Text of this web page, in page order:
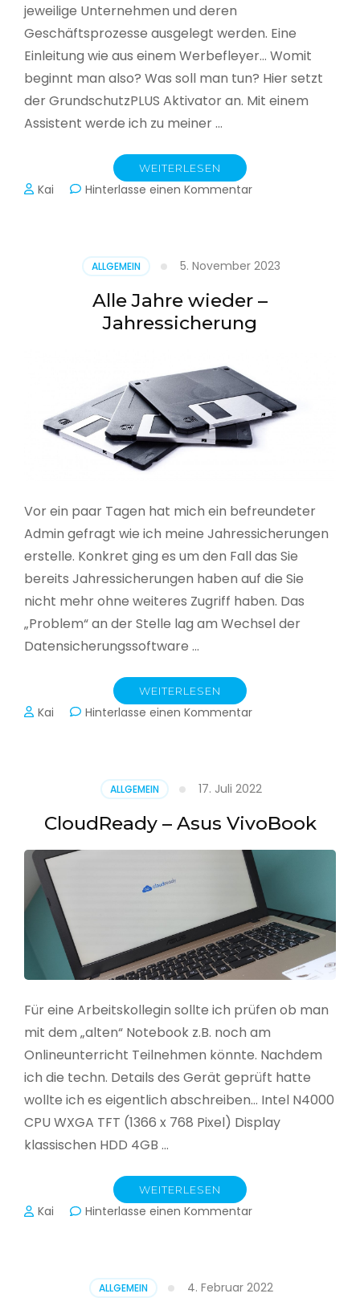
jeweilige Unternehmen und deren
Geschäftsprozesse ausgelegt werden. Eine
Einleitung wie aus einem Werbefleyer… Womit
beginnt man also? Was soll man tun? Hier setzt
der GrundschutzPLUS Aktivator an. Mit einem
Assistent werde ich zu meiner …
WEITERLESEN
Kai Hinterlasse einen Kommentarzu
ALLGEMEIN 5. November 2023
Alle Jahre wieder –
Jahressicherung
Vor ein paar Tagen hat mich ein befreundeter
Admin gefragt wie ich meine Jahressicherungen
erstelle. Konkret ging es um den Fall das Sie
bereits Jahressicherungen haben auf die Sie
nicht mehr ohne weiteres Zugriff haben. Das
„Problem“ an der Stelle lag am Wechsel der
Datensicherungssoftware …
WEITERLESEN
Kai Hinterlasse einen Kommentarzu
Jahressicherung
ALLGEMEIN 17. Juli 2022
CloudReady – Asus VivoBook
Für eine Arbeitskollegin sollte ich prüfen ob man
mit dem „alten“ Notebook z.B. noch am
Onlineunterricht Teilnehmen könnte. Nachdem
ich die techn. Details des Gerät geprüft hatte
wollte ich es eigentlich abschreiben… Intel N4000
CPU WXGA TFT (1366 x 768 Pixel) Display
klassischen HDD 4GB …
WEITERLESEN
Kai Hinterlasse einen Kommentarzu
ALLGEMEIN 4. Februar 2022